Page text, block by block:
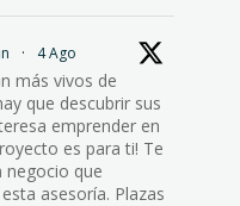
· 4 Ago
más vivos de
que descubrir sus
emprender en
es para ti! Te
negocio que
asesoría. Plazas